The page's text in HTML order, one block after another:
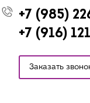
+7 (985)
+7 (916)
Заказать